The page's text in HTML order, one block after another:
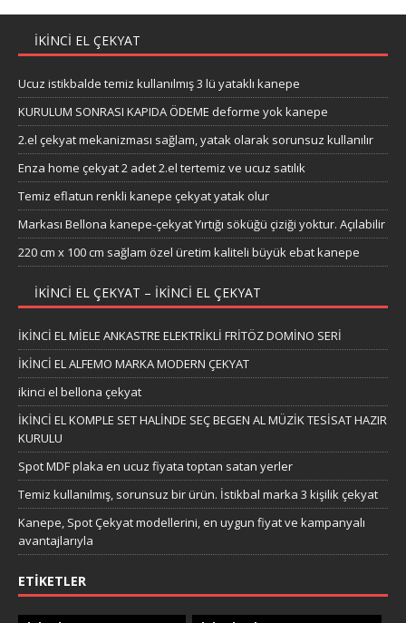
IKINCI EL ÇEKYAT
Ucuz istikbalde temiz kullanılmış 3 lü yataklı kanepe
KURULUM SONRASI KAPIDA ÖDEME deforme yok kanepe
2.el çekyat mekanizması sağlam, yatak olarak sorunsuz kullanılır
Enza home çekyat 2 adet 2.el tertemiz ve ucuz satılık
Temiz eflatun renkli kanepe çekyat yatak olur
Markası Bellona kanepe-çekyat Yırtığı söküğü çiziği yoktur. Açılabilir
220 cm x 100 cm sağlam özel üretim kaliteli büyük ebat kanepe
IKINCI EL ÇEKYAT – IKINCI EL ÇEKYAT
İKİNCİ EL MİELE ANKASTRE ELEKTRİKLİ FRİTÖZ DOMİNO SERİ
İKİNCİ EL ALFEMO MARKA MODERN ÇEKYAT
ikinci el bellona çekyat
İKİNCİ EL KOMPLE SET HALİNDE SEÇ BEGEN AL MÜZİK TESİSAT HAZIR
KURULU
Spot MDF plaka en ucuz fiyata toptan satan yerler
Temiz kullanılmış, sorunsuz bir ürün. İstikbal marka 3 kişilik çekyat
Kanepe, Spot Çekyat modellerini, en uygun fiyat ve kampanyalı
avantajlarıyla
ETIKETLER